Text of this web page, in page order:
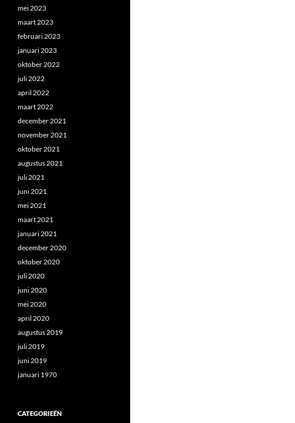
mei 2023
maart 2023
februari 2023
januari 2023
oktober 2022
juli 2022
april 2022
maart 2022
december 2021
november 2021
oktober 2021
augustus 2021
juli 2021
juni 2021
mei 2021
maart 2021
januari 2021
december 2020
oktober 2020
juli 2020
juni 2020
mei 2020
april 2020
augustus 2019
juli 2019
juni 2019
januari 1970
CATEGORIEËN